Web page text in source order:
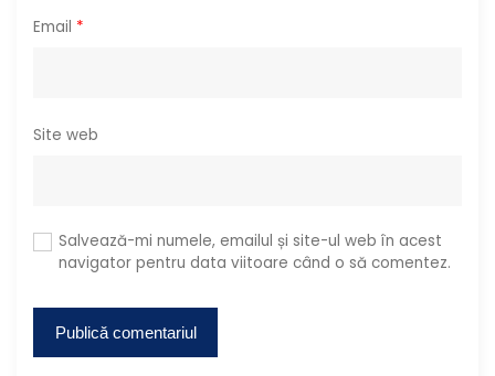
Email *
Site web
Salvează-mi numele, emailul și site-ul web în acest
navigator pentru data viitoare când o să comentez.